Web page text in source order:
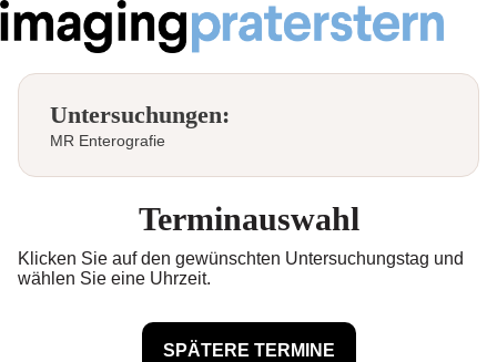
Untersuchungen:
MR Enterografie
Terminauswahl
Klicken Sie auf den gewünschten Untersuchungstag und
wählen Sie eine Uhrzeit.